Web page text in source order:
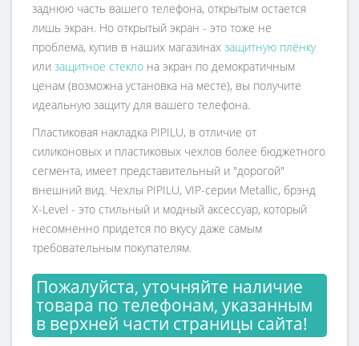
заднюю часть вашего телефона, открытым остается
лишь экран. Но открытый экран - это тоже не
проблема, купив в наших магазинах защитную плёнку
или защитное стекло на экран по демократичным
ценам (возможна установка на месте), вы получите
идеальную защиту для вашего телефона.
Пластиковая накладка PIPILU, в отличие от
силиконовых и пластиковых чехлов более бюджетного
сегмента, имеет представительный и "дорогой"
внешний вид. Чехлы PIPILU, VIP-серии Metallic, брэнд
X-Level - это стильный и модный аксессуар, который
несомненно придется по вкусу даже самым
требовательным покупателям.
Пожалуйста, уточняйте наличие
товара по телефонам, указанным
в верхней части страницы сайта!